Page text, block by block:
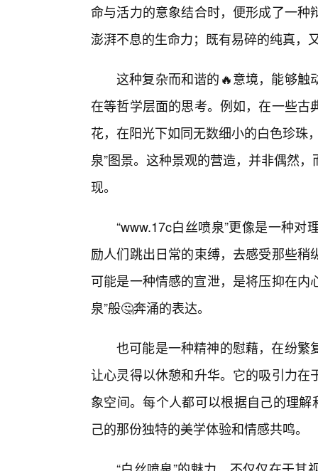
命与活力的意象结合时，便形成了一
澎湃不息的生命力；既有易碎的纯真，
这种复杂而和谐的🔥意境，能够触
在等哲学层面的思考。例如，在一些
花，在阳光下如同无数细小的白色珍珠
泉”图景。这种景观的营造，并非偶然
现。
“www.17c白丝喷泉”更像是一种
励人们跳出日常的束缚，去感受那些
可能是一种情感的宣泄，是将压抑在内
泉”般🤔奔涌的表达。
也可能是一种精神的慰藉，在纷繁
让心灵得以休憩和升华。它的吸引力
象空间。每个人都可以根据自己的理
己的那份独特的美学体验和情感共鸣。